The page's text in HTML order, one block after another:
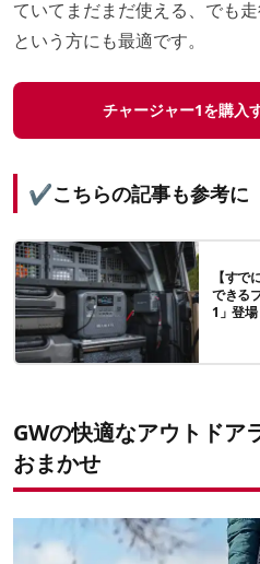
ていてまだまだ使える、でも
という方にも最適です。
チャージャー1を購入
✔️こちらの記事も参考に
【す
できる
1」登
GWの快適なアウトドア
おまかせ